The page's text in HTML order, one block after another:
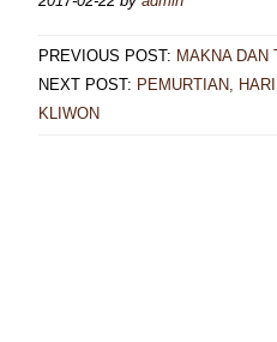
PREVIOUS POST: MAKNA DAN
NEXT POST: PEMURTIAN,
KLIWON